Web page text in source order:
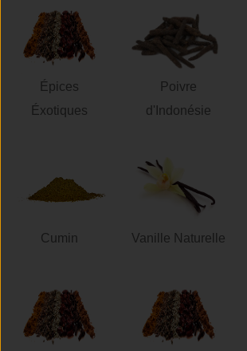
Épices
Éxotiques
Poivre
d'Indonésie
Cumin Vanille Naturelle